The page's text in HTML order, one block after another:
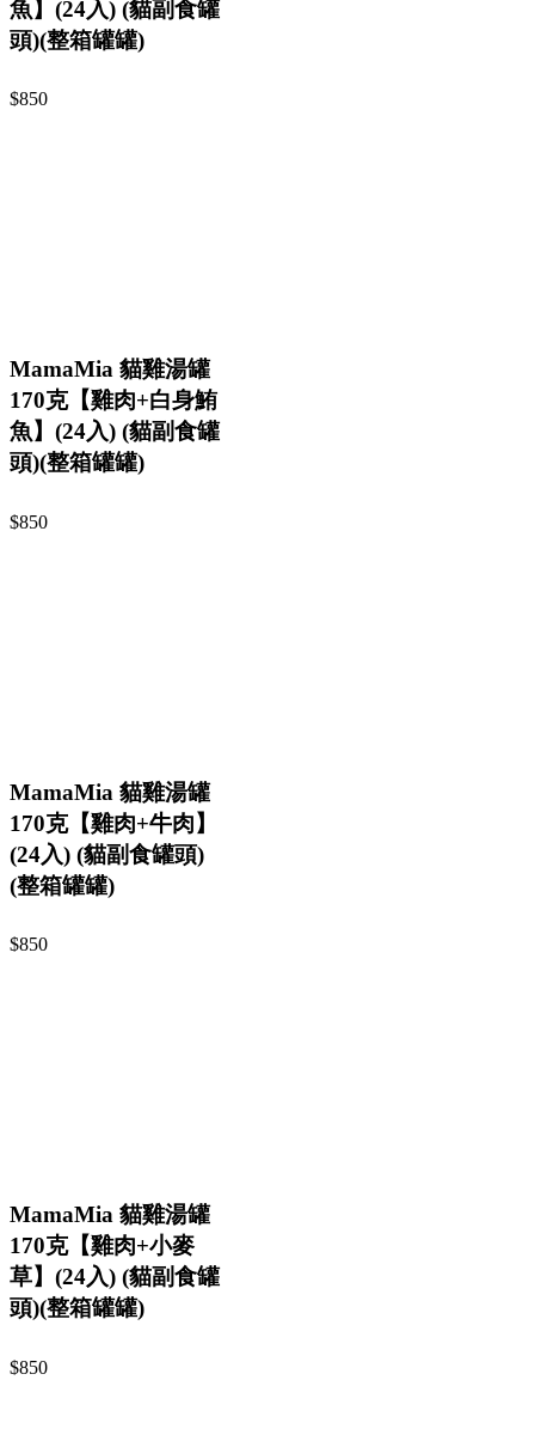
魚】(24入) (貓副食罐
頭)(整箱罐罐)
$850
MamaMia 貓雞湯罐
170克【雞肉+白身鮪
魚】(24入) (貓副食罐
頭)(整箱罐罐)
$850
MamaMia 貓雞湯罐
170克【雞肉+牛肉】
(24入) (貓副食罐頭)
(整箱罐罐)
$850
MamaMia 貓雞湯罐
170克【雞肉+小麥
草】(24入) (貓副食罐
頭)(整箱罐罐)
$850